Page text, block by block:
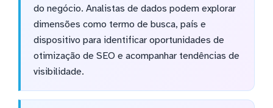
do negócio. Analistas de dados podem explorar
dimensões como termo de busca, país e
dispositivo para identificar oportunidades de
otimização de SEO e acompanhar tendências de
visibilidade.